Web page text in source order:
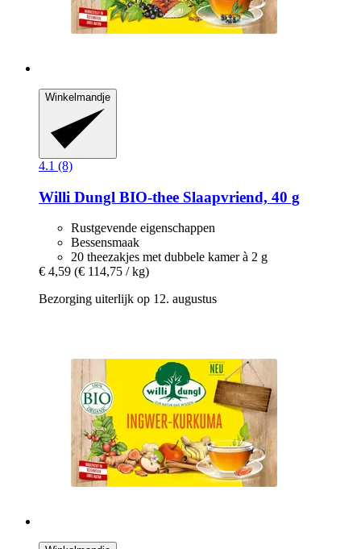
Winkelmandje
4.1 (8)
Willi Dungl BIO-​thee Slaapvriend, 40 g
Rustgevende eigenschappen
Bessensmaak
20 theezakjes met dubbele kamer à 2 g
€ 4,59 (€ 114,75 / kg)
Bezorging uiterlijk op 12. augustus